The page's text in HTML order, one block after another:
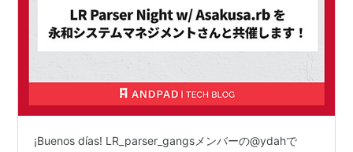
¡Buenos días! LR_parser_gangsメンバーの@ydahで